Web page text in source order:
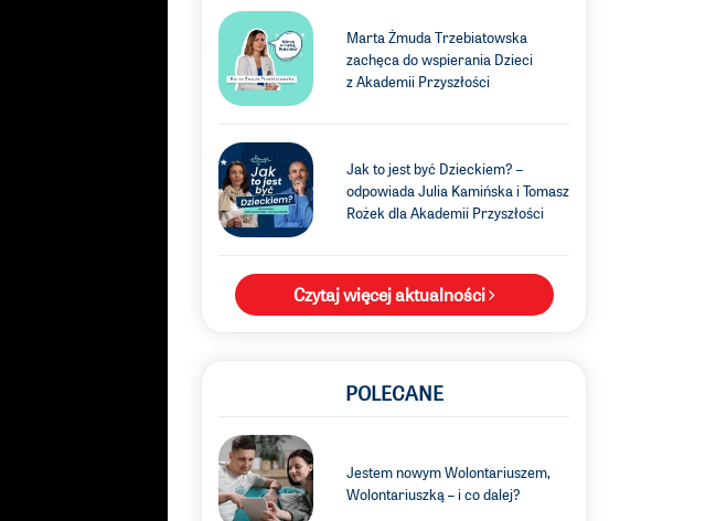
Marta Żmuda Trzebiatowska
zachęca do wspierania Dzieci
z Akademii Przyszłości
Jak to jest być Dzieckiem? –
odpowiada Julia Kamińska i Tomasz
Rożek dla Akademii Przyszłości
Czytaj więcej aktualności
POLECANE
Jestem nowym Wolontariuszem,
Wolontariuszką – i co dalej?